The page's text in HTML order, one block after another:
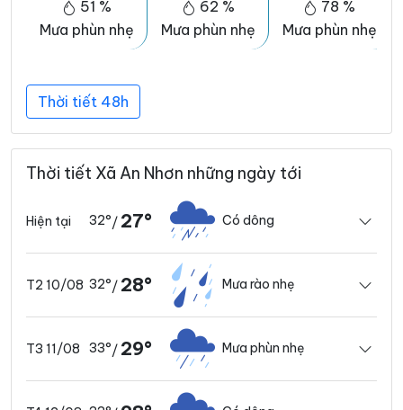
51 %
Mưa phùn nhẹ
62 %
Mưa phùn nhẹ
78 %
Mưa phùn nhẹ
Thời tiết 48h
Thời tiết Xã An Nhơn những ngày tới
Hiện tại 32°/ 27° Có dông
T2 10/08 32°/ 28° Mưa rào nhẹ
T3 11/08 33°/ 29° Mưa phùn nhẹ